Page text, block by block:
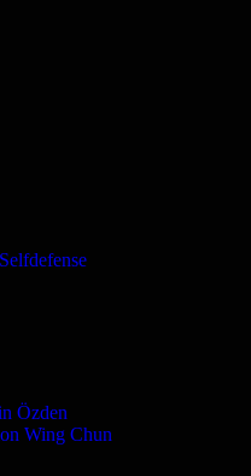
Özden
Wing Chun